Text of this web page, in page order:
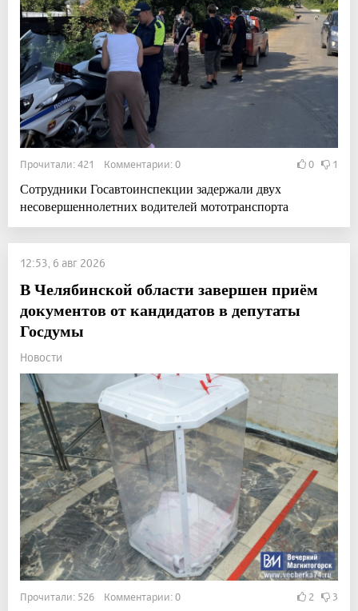
Прочитали: 421 Комментарии: 0 0 1
Сотрудники Госавтоинспекции задержали двух
несовершеннолетних водителей мототранспорта
12:53, 6 авг 2026
В Челябинской области завершен приём
документов от кандидатов в депутаты
Госдумы
Новости
Прочитали: 526 Комментарии: 0 2 3